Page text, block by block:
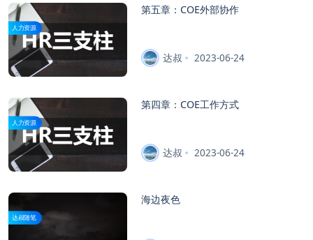
人力资源
第五章：COE外部协作
达叔 2023-06-24
人力资源
第四章：COE工作方式
达叔 2023-06-24
达叔随笔
海边夜色